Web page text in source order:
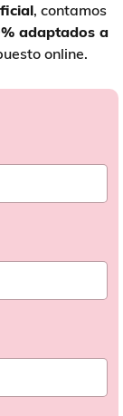
, contamos
adaptados a
online.